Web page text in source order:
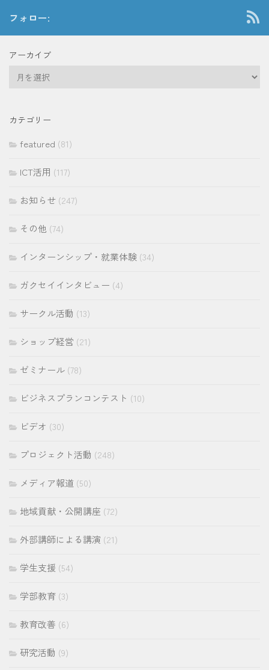
フォロー:
アーカイブ
イ
カテゴリー
featured (81)
ICT活用 (117)
お知らせ (247)
その他 (74)
インターンシップ・就業体験 (34)
ガクセイインタビュー (4)
サークル活動 (13)
ショップ経営 (21)
ゼミナール (78)
ビジネスプランコンテスト (10)
ビデオ (30)
プロジェクト活動 (248)
メディア報道 (50)
地域貢献・公開講座 (72)
外部講師による講演 (21)
学生支援 (54)
学部教育 (3)
教育改善 (6)
研究活動 (9)